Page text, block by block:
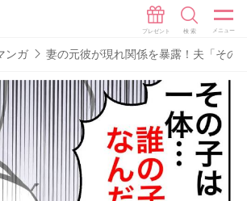
ンガ 妻の元彼が現れ関係を暴露！夫「その